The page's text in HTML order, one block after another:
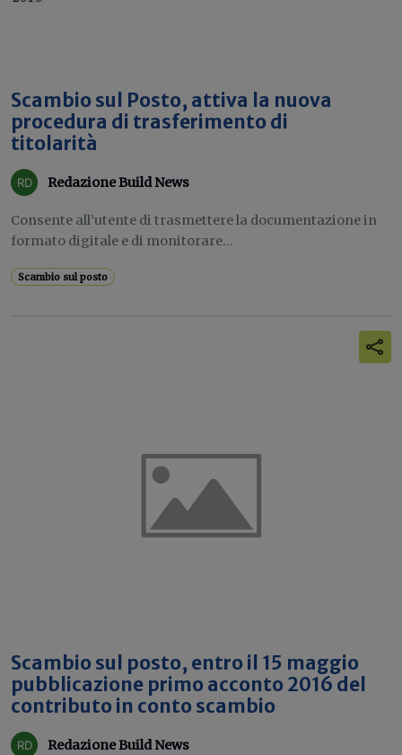
Scambio sul Posto, attiva la nuova
procedura di trasferimento di
titolarità
Redazione Build News
Consente all’utente di trasmettere la documentazione in
formato digitale e di monitorare...
Scambio sul posto
Scambio sul posto, entro il 15 maggio
pubblicazione primo acconto 2016 del
contributo in conto scambio
Redazione Build News